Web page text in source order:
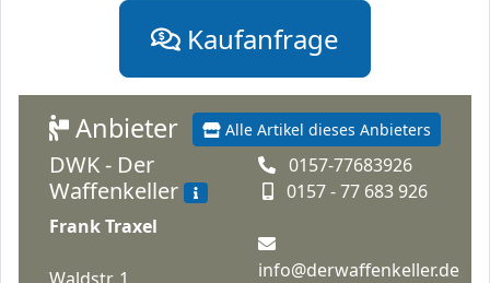
Kaufanfrage
Alle Artikel dieses Anbieters
Anbieter
DWK - Der
Waffenkeller
Frank Traxel
0157-77683926
0157 - 77 683 926
info@derwaffenkeller.de